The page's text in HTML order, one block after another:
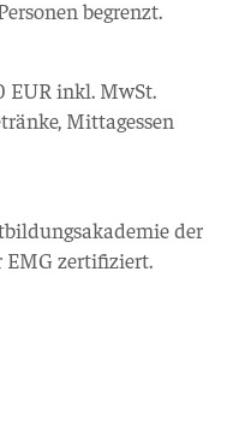
begrenzt.
EUR inkl. MwSt.
Mittagessen
der
EMG zertifiziert.